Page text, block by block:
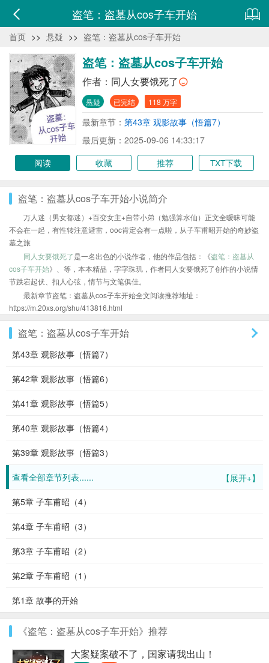
盗笔：盗墓从cos子车开始
首页 >> 悬疑 >> 盗笔：盗墓从cos子车开始
盗笔：盗墓从cos子车开始
作者： 同人女要饿死了
悬疑 已完结 118 万字
最新章节： 第43章 观影故事（悟篇7）
最后更新：2025-09-06 14:33:17
阅读
收藏 推荐 TXT下载
盗笔：盗墓从cos子车开始小说简介
万人迷（男女都迷）+百变女主+自带小弟（勉强算水仙）正文全暧昧可能
不会在一起，有性转注意避雷，ooc肯定会有一点啦，从子车甫昭开始的奇妙盗
墓之旅
同人女要饿死了是一名出色的小说作者，他的作品包括：《盗笔：盗墓从
cos子车开始》、等，本本精品，字字珠玑，作者同人女要饿死了创作的小说情
节跌宕起伏、扣人心弦，情节与文笔俱佳。
最新章节盗笔：盗墓从cos子车开始全文阅读推荐地址：
https://m.20xs.org/shu/413816.html
盗笔：盗墓从cos子车开始
第43章 观影故事（悟篇7）
第42章 观影故事（悟篇6）
第41章 观影故事（悟篇5）
第40章 观影故事（悟篇4）
第39章 观影故事（悟篇3）
【展开+】
查看全部章节列表......
第5章 子车甫昭（4）
第4章 子车甫昭（3）
第3章 子车甫昭（2）
第2章 子车甫昭（1）
第1章 故事的开始
《盗笔：盗墓从cos子车开始》推荐
大案疑案破不了，国家请我出山！